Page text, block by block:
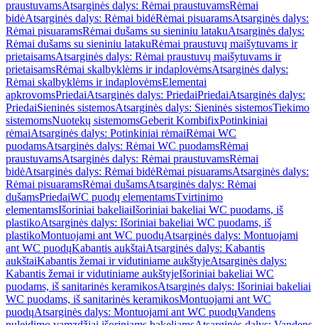
praustuvamsAtsarginės dalys: Rėmai praustuvamsRėmai
bidėAtsarginės dalys: Rėmai bidėRėmai pisuaramsAtsarginės dalys:
Rėmai pisuaramsRėmai dušams su sieniniu latakuAtsarginės dalys:
Rėmai dušams su sieniniu latakuRėmai praustuvų maišytuvams ir
prietaisamsAtsarginės dalys: Rėmai praustuvų maišytuvams ir
prietaisamsRėmai skalbyklėms ir indaplovėmsAtsarginės dalys:
Rėmai skalbyklėms ir indaplovėmsElementai
apkrovomsPriedaiAtsarginės dalys: PriedaiPriedaiAtsarginės dalys:
PriedaiSieninės sistemosAtsarginės dalys: Sieninės sistemosTiekimo
sistemomsNuotekų sistemomsGeberit KombifixPotinkiniai
rėmaiAtsarginės dalys: Potinkiniai rėmaiRėmai WC
puodamsAtsarginės dalys: Rėmai WC puodamsRėmai
praustuvamsAtsarginės dalys: Rėmai praustuvamsRėmai
bidėAtsarginės dalys: Rėmai bidėRėmai pisuaramsAtsarginės dalys:
Rėmai pisuaramsRėmai dušamsAtsarginės dalys: Rėmai
dušamsPriedaiWC puodų elementamsTvirtinimo
elementamsIšoriniai bakeliaiIšoriniai bakeliai WC puodams, iš
plastikoAtsarginės dalys: Išoriniai bakeliai WC puodams, iš
plastikoMontuojami ant WC puodųAtsarginės dalys: Montuojami
ant WC puodųKabantis aukštaiAtsarginės dalys: Kabantis
aukštaiKabantis žemai ir vidutiniame aukštyjeAtsarginės dalys:
Kabantis žemai ir vidutiniame aukštyjeIšoriniai bakeliai WC
puodams, iš sanitarinės keramikosAtsarginės dalys: Išoriniai bakeliai
WC puodams, iš sanitarinės keramikosMontuojami ant WC
puodųAtsarginės dalys: Montuojami ant WC puodųVandens